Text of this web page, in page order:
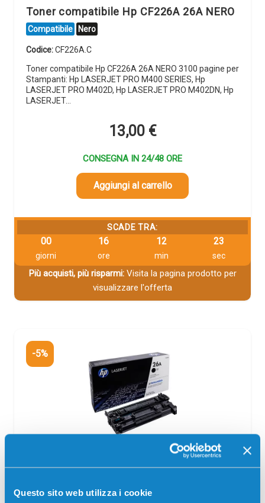
Questo sito web utilizza i cookie
Toner compatibile Hp CF226A 26A NERO
Compatibile Nero
Codice:CF226A.C
Toner compatibile Hp CF226A 26A NERO 3100 pagine per
Stampanti: Hp LASERJET PRO M400 SERIES, Hp
LASERJET PRO M402D, Hp LASERJET PRO M402DN, Hp
LASERJET…
13,00 €
CONSEGNA IN 24/48 ORE
Aggiungi al carrello
SCADE TRA:
00
giorni
16
ore
12
min
23
sec
Più acquisti, più risparmi:Visita la pagina prodotto per
visualizzare l'offerta
-5%
Toner originale Hp CF226A 26A NERO
Codice:CF226A